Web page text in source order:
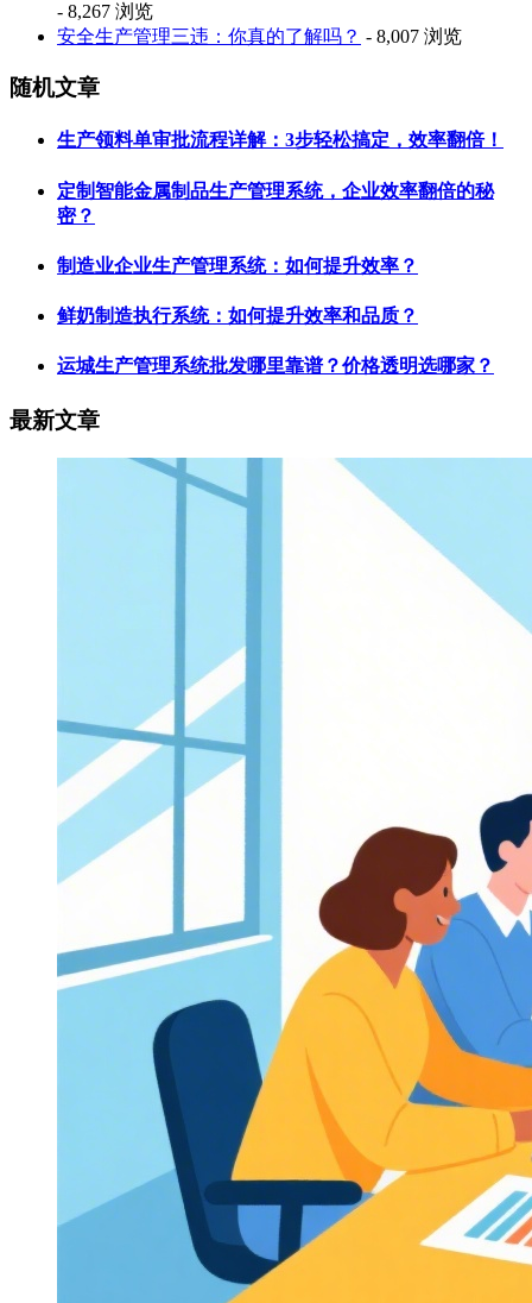
- 8,267 浏览
安全生产管理三违：你真的了解吗？ - 8,007 浏览
随机文章
生产领料单审批流程详解：3步轻松搞定，效率翻倍！
定制智能金属制品生产管理系统，企业效率翻倍的秘
密？
制造业企业生产管理系统：如何提升效率？
鲜奶制造执行系统：如何提升效率和品质？
运城生产管理系统批发哪里靠谱？价格透明选哪家？
最新文章